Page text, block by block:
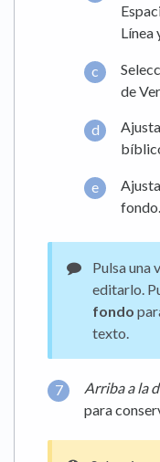
Línea
de
fondo.
Pulsa una
editarlo.
fondo
texto.
Arriba a la
para